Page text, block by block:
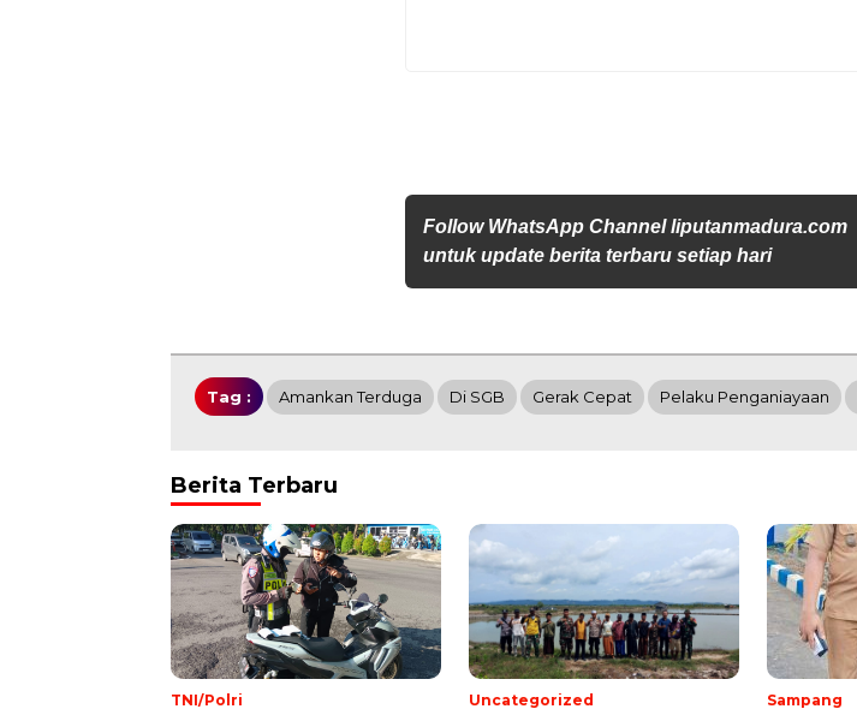
Follow WhatsApp Channel liputanmadura.com
untuk update berita terbaru setiap hari
Tag : Amankan Terduga Di SGB Gerak Cepat Pelaku Penganiayaan
Berita Terbaru
TNI/Polri Uncategorized Sampang